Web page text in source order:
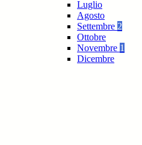
Luglio
Agosto
Settembre 2
Ottobre
Novembre 1
Dicembre